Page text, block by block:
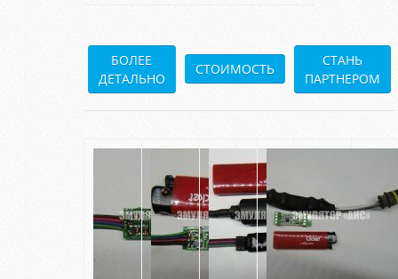
БОЛЕЕ
ДЕТАЛЬНО
СТОИМОСТЬ
СТАНЬ
ПАРТНЕРОМ